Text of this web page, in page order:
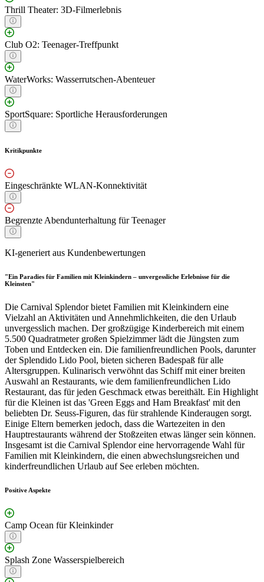
Thrill Theater: 3D-Filmerlebnis
Club O2: Teenager-Treffpunkt
WaterWorks: Wasserrutschen-Abenteuer
SportSquare: Sportliche Herausforderungen
Kritikpunkte
Eingeschränkte WLAN-Konnektivität
Begrenzte Abendunterhaltung für Teenager
KI-generiert aus Kundenbewertungen
"Ein Paradies für Familien mit Kleinkindern – unvergessliche Erlebnisse für die
Kleinsten"
Die Carnival Splendor bietet Familien mit Kleinkindern eine
Vielzahl an Aktivitäten und Annehmlichkeiten, die den Urlaub
unvergesslich machen. Der großzügige Kinderbereich mit einem
5.500 Quadratmeter großen Spielzimmer lädt die Jüngsten zum
Toben und Entdecken ein. Die familienfreundlichen Pools, darunter
der Splendido Lido Pool, bieten sicheren Badespaß für alle
Altersgruppen. Kulinarisch verwöhnt das Schiff mit einer breiten
Auswahl an Restaurants, wie dem familienfreundlichen Lido
Restaurant, das für jeden Geschmack etwas bereithält. Ein Highlight
für die Kleinen ist das 'Green Eggs and Ham Breakfast' mit den
beliebten Dr. Seuss-Figuren, das für strahlende Kinderaugen sorgt.
Einige Eltern bemerken jedoch, dass die Wartezeiten in den
Hauptrestaurants während der Stoßzeiten etwas länger sein können.
Insgesamt ist die Carnival Splendor eine hervorragende Wahl für
Familien mit Kleinkindern, die einen abwechslungsreichen und
kinderfreundlichen Urlaub auf See erleben möchten.
Positive Aspekte
Camp Ocean für Kleinkinder
Splash Zone Wasserspielbereich